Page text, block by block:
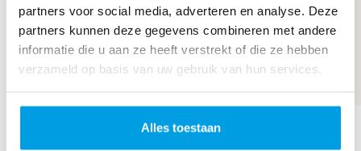
partners voor social media, adverteren en analyse. Deze
partners kunnen deze gegevens combineren met andere
informatie die u aan ze heeft verstrekt of die ze hebben
verzameld op basis van uw gebruik van hun services.
Alles toestaan
This Affects 2025